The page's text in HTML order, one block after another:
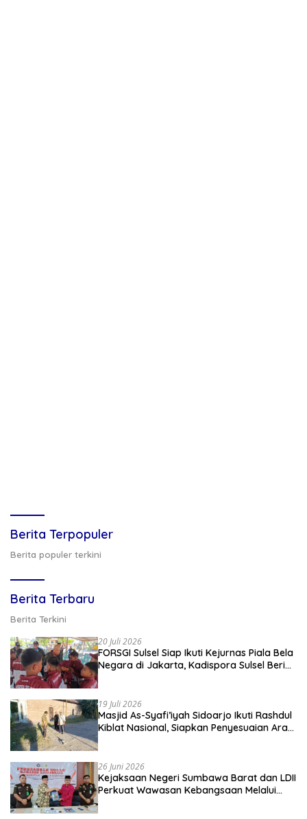
Berita Terpopuler
Berita populer terkini
Berita Terbaru
Berita Terkini
20 Juli 2026
FORSGI Sulsel Siap Ikuti Kejurnas Piala Bela
Negara di Jakarta, Kadispora Sulsel Beri
19 Juli 2026
Masjid As-Syafi’iyah Sidoarjo Ikuti Rashdul
Kiblat Nasional, Siapkan Penyesuaian Arah
26 Juni 2026
Kejaksaan Negeri Sumbawa Barat dan LDII
Perkuat Wawasan Kebangsaan Melalui